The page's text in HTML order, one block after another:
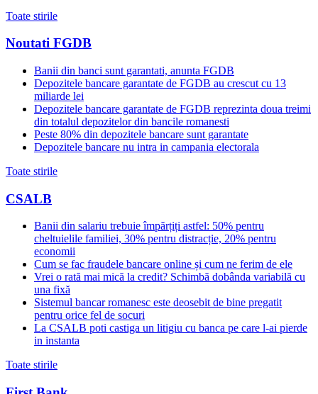
Toate stirile
Noutati FGDB
Banii din banci sunt garantati, anunta FGDB
Depozitele bancare garantate de FGDB au crescut cu 13
miliarde lei
Depozitele bancare garantate de FGDB reprezinta doua treimi
din totalul depozitelor din bancile romanesti
Peste 80% din depozitele bancare sunt garantate
Depozitele bancare nu intra in campania electorala
Toate stirile
CSALB
Banii din salariu trebuie împărțiți astfel: 50% pentru
cheltuielile familiei, 30% pentru distracție, 20% pentru
economii
Cum se fac fraudele bancare online și cum ne ferim de ele
Vrei o rată mai mică la credit? Schimbă dobânda variabilă cu
una fixă
Sistemul bancar romanesc este deosebit de bine pregatit
pentru orice fel de socuri
La CSALB poti castiga un litigiu cu banca pe care l-ai pierde
in instanta
Toate stirile